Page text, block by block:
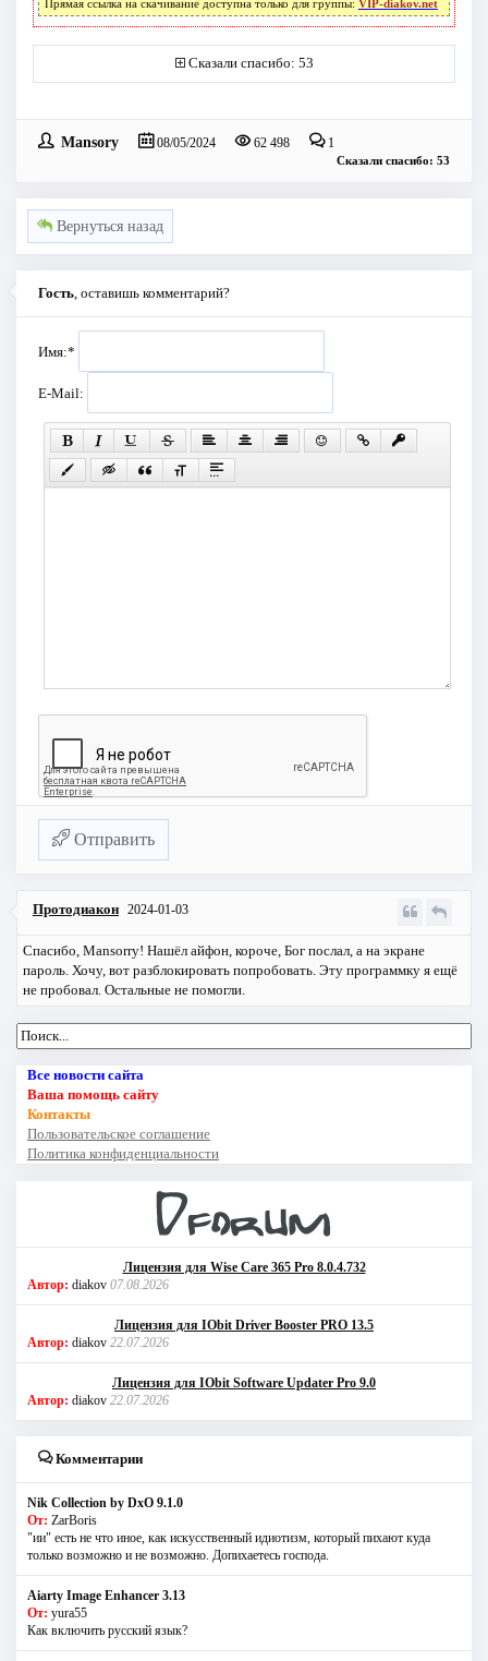
Прямая ссылка на скачивание доступна только для группы: VIP-diakov.net
Сказали спасибо: 53
Mansory 08/05/2024 62 498 1
Сказали спасибо: 53
Вернуться назад
Гость , оставишь комментарий?
Имя:*
E-Mail:
Отправить
Протодиакон 2024-01-03
Спасибо, Mansorry! Нашёл айфон, короче, Бог послал, а на экране
пароль. Хочу, вот разблокировать попробовать. Эту программку я ещё
не пробовал. Остальные не помогли.
Все новости сайта
Ваша помощь сайту
Контакты
Пользовательское соглашение
Политика конфиденциальности
Лицензия для Wise Care 365 Pro 8.0.4.732
Автор: diakov 07.08.2026
Лицензия для IObit Driver Booster PRO 13.5
Автор: diakov 22.07.2026
Лицензия для IObit Software Updater Pro 9.0
Автор: diakov 22.07.2026
Комментарии
Nik Collection by DxO 9.1.0
От: ZarBoris
"ии" есть не что иное, как искусственный идиотизм, который пихают куда
только возможно и не возможно. Допихаетесь господа.
Aiarty Image Enhancer 3.13
От: yura55
Как включить русский язык?